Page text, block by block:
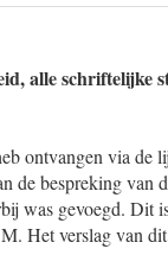
alle schriftelijke
ontvangen via de
de bespreking
was gevoegd. Dit
Het verslag van